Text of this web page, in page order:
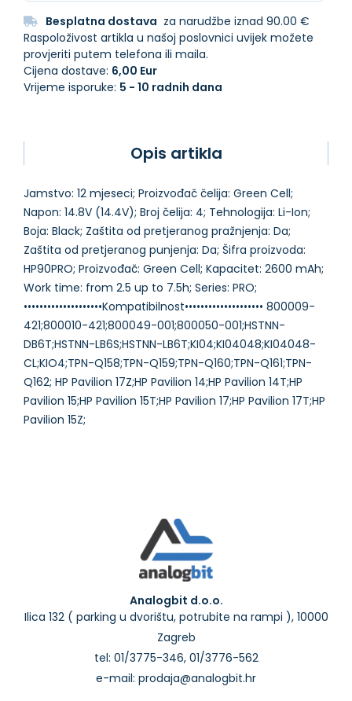
Besplatna dostava za narudžbe iznad 90.00 €
Raspoloživost artikla u našoj poslovnici uvijek možete
provjeriti putem telefona ili maila.
Cijena dostave: 6,00 Eur
Vrijeme isporuke: 5 - 10 radnih dana
Opis artikla
Jamstvo: 12 mjeseci; Proizvođač čelija: Green Cell;
Napon: 14.8V (14.4V); Broj čelija: 4; Tehnologija: Li-Ion;
Boja: Black; Zaštita od pretjeranog pražnjenja: Da;
Zaštita od pretjeranog punjenja: Da; Šifra proizvoda:
HP90PRO; Proizvođač: Green Cell; Kapacitet: 2600 mAh;
Work time: from 2.5 up to 7.5h; Series: PRO;
••••••••••••••••••••Kompatibilnost•••••••••••••••••••• 800009-
421;800010-421;800049-001;800050-001;HSTNN-
DB6T;HSTNN-LB6S;HSTNN-LB6T;KI04;KI04048;KI04048-
CL;KIO4;TPN-Q158;TPN-Q159;TPN-Q160;TPN-Q161;TPN-
Q162; HP Pavilion 17Z;HP Pavilion 14;HP Pavilion 14T;HP
Pavilion 15;HP Pavilion 15T;HP Pavilion 17;HP Pavilion 17T;HP
Analogbit d.o.o.
Ilica 132 ( parking u dvorištu, potrubite na rampi ), 10000
Zagreb
tel: 01/3775-346, 01/3776-562
e-mail: prodaja@analogbit.hr